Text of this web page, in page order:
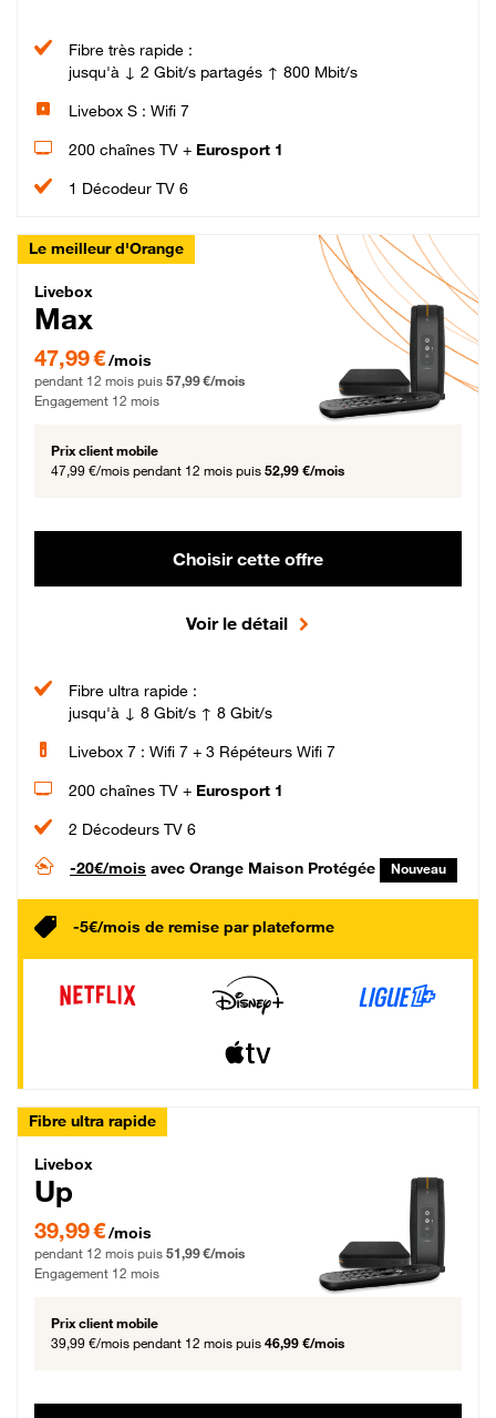
Fibre très rapide :
jusqu'à ↓ 2 Gbit/s partagés ↑ 800 Mbit/s
Livebox S : Wifi 7
200 chaînes TV + Eurosport 1
1 Décodeur TV 6
Le meilleur d'Orange
Livebox Max Fibre
Livebox
Max
47,99 € par mois pendant 12 mois puis 57,99 € par mois, Engagement 12 mois
47,99 €/mois
pendant 12 mois puis 57,99 €/mois
Engagement 12 mois
Prix client mobile
47,99 €/mois pendant 12 mois puis 52,99 €/mois
Choisir cette offre
Voir le détail
Fibre ultra rapide :
jusqu'à ↓ 8 Gbit/s ↑ 8 Gbit/s
Livebox 7 : Wifi 7 + 3 Répéteurs Wifi 7
200 chaînes TV + Eurosport 1
2 Décodeurs TV 6
-20€/mois avec Orange Maison Protégée Nouveau
-5€/mois de remise par plateforme
Fibre ultra rapide
Livebox Up Fibre
Livebox
Up
39,99 € par mois pendant 12 mois puis 51,99 € par mois, Engagement 12 mois
39,99 €/mois
pendant 12 mois puis 51,99 €/mois
Engagement 12 mois
Prix client mobile
39,99 €/mois pendant 12 mois puis 46,99 €/mois